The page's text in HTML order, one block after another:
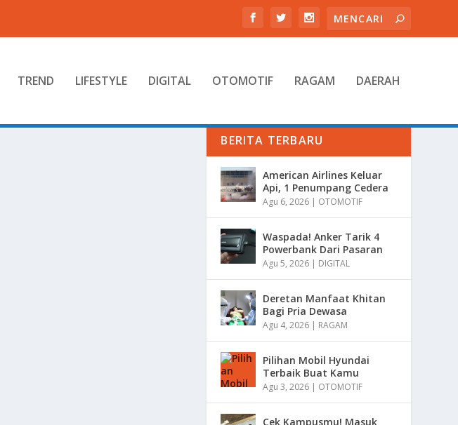
TREND LIFESTYLE DIGITAL OTOMOTIF RAGAM DAERAH
BERITA TERBARU
American Airlines Keluar
Api, 1 Penumpang Cedera
Agu 6, 2026 | OTOMOTIF
Waspada! Anker Tarik 4
Powerbank Dari Pasaran
Agu 5, 2026 | DIGITAL
Deretan Manfaat Khitan
Bagi Pria Dewasa
Agu 4, 2026 | RAGAM
Pilihan Mobil Hyundai
Terbaik Buat Kamu
Agu 3, 2026 | OTOMOTIF
Cek Kampusmu! Masuk